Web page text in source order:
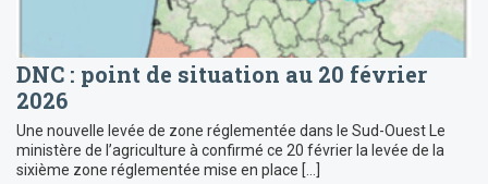
DNC : point de situation au 20 février
2026
Une nouvelle levée de zone réglementée dans le Sud-Ouest Le
ministère de l’agriculture à confirmé ce 20 février la levée de la
sixième zone réglementée mise en place […]